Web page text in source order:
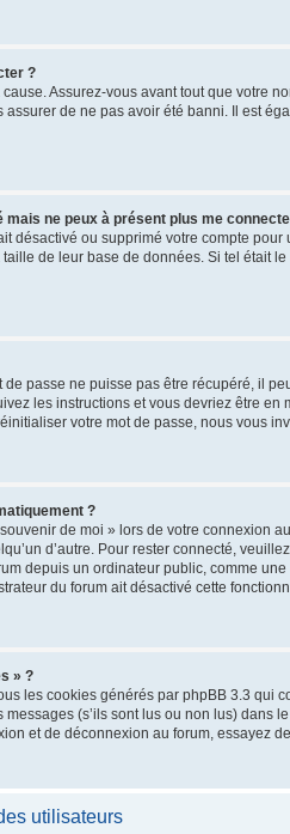
?
Assurez-vous avant tout que votre
de ne pas avoir été banni. Il est
mais ne peux à présent plus me
désactivé ou supprimé votre compte
de leur base de données. Si tel était
de passe ne puisse pas être récupéré, il
les instructions et vous devriez être
votre mot de passe, nous vous
?
de moi » lors de votre connexion
d’autre. Pour rester connecté,
depuis un ordinateur public, comme
du forum ait désactivé cette
» ?
les cookies générés par phpBB 3.3
messages (s’ils sont lus ou non lus)
et de déconnexion au forum, essayez
utilisateurs